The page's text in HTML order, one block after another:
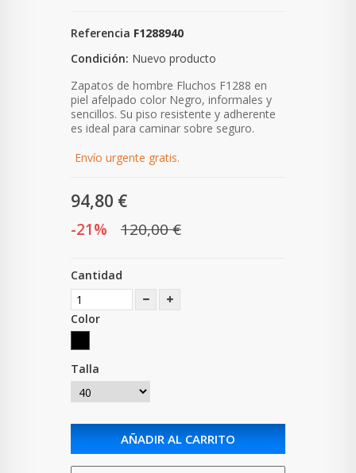
Referencia F1288940
Condición: Nuevo producto
Zapatos de hombre Fluchos F1288 en
piel afelpado color Negro, informales y
sencillos. Su piso resistente y adherente
es ideal para caminar sobre seguro.
Envío urgente gratis.
94,80 €
-21% 120,00 €
Cantidad
Color
Talla
AÑADIR AL CARRITO